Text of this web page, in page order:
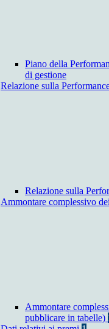
Piano della
di gestione
Relazione sulla
Relazione sulla
Ammontare complessivo
Ammontare
pubblicare in tabelle)